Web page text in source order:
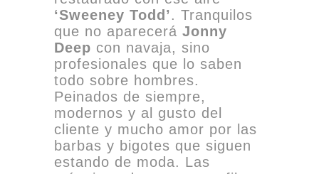
‘Sweeney Todd’. Tranquilos
que no aparecerá Jonny
Deep con navaja, sino
profesionales que lo saben
todo sobre hombres.
Peinados de siempre,
modernos y al gusto del
cliente y mucho amor por las
barbas y bigotes que siguen
estando de moda. Las